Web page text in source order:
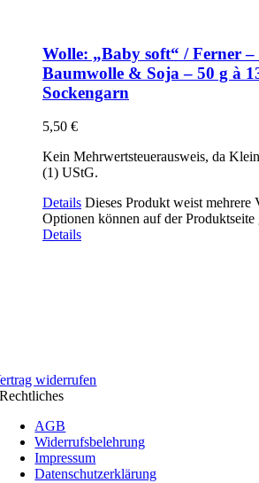
Wolle: „Baby soft“ / Ferner
Baumwolle & Soja – 50 g à
Sockengarn
5,50 €
Kein Mehrwertsteuerausweis, da
(1) UStG.
Details Dieses Produkt weist mehrere
Optionen können auf der
Details
widerrufen
Rechtliches
AGB
Widerrufsbelehrung
Impressum
Datenschutzerklärung